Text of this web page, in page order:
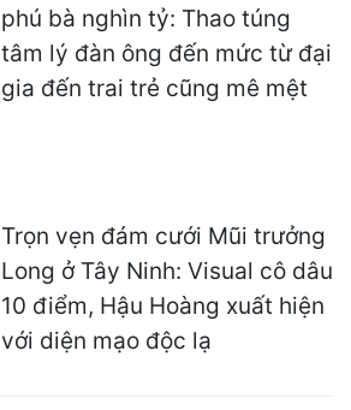
phú bà nghìn tỷ: Thao túng
tâm lý đàn ông đến mức từ đại
gia đến trai trẻ cũng mê mệt
Trọn vẹn đám cưới Mũi trưởng
Long ở Tây Ninh: Visual cô dâu
10 điểm, Hậu Hoàng xuất hiện
với diện mạo độc lạ